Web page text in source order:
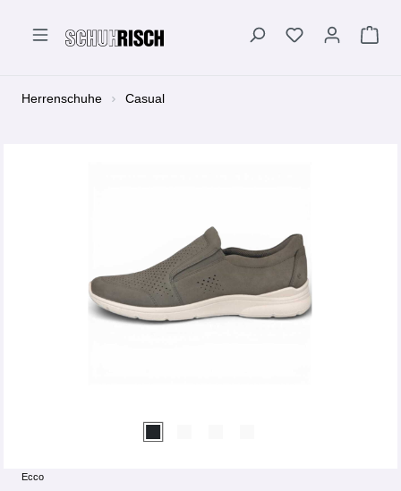
Herrenschuhe Casual
Ecco